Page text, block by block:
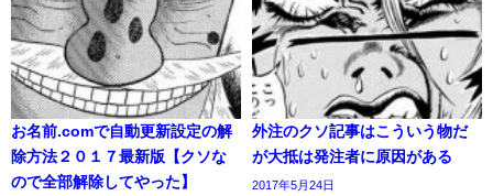
お名前.comで自動更新設定の解
除方法２０１７最新版【クソな
ので全部解除してやった】
外注のクソ記事はこういう物だ
が大抵は発注者に原因がある
2017年5月24日